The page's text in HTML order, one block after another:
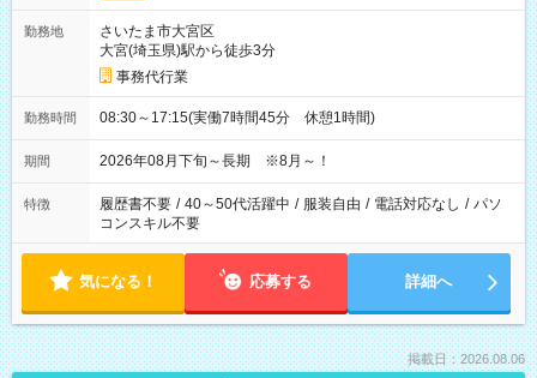
勤務地
さいたま市大宮区
大宮(埼玉県)駅から徒歩3分
事務代行業
勤務時間 08:30～17:15(実働7時間45分 休憩1時間)
期間 2026年08月下旬～長期 ※8月～！
特徴 履歴書不要 / 40～50代活躍中 / 服装自由 / 電話対応なし / パソ
コンスキル不要
気になる！ 応募する 詳細へ
掲載日：2026.08.06